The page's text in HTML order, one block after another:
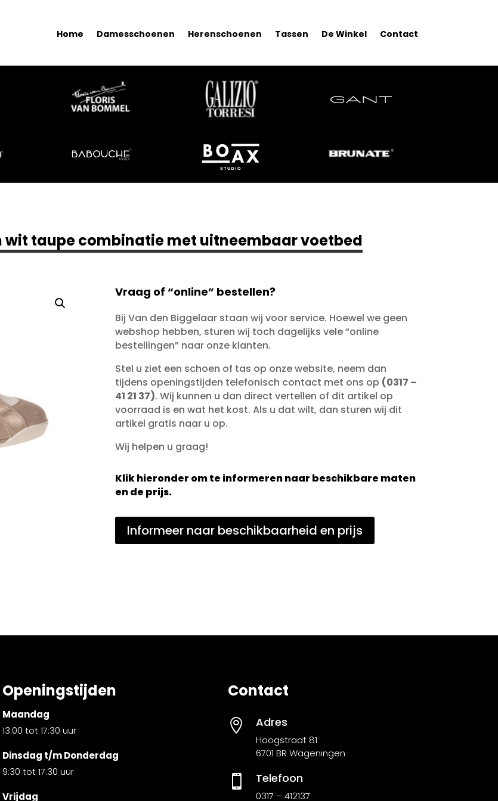
Home Damesschoenen Herenschoenen Tassen De Winkel Contact
wit taupe combinatie met uitneembaar voetbed
Vraag of “online” bestellen?
Bij Van den Biggelaar staan wij voor service. Hoewel we geen
webshop hebben, sturen wij toch dagelijks vele “online
bestellingen” naar onze klanten.
Stel u ziet een schoen of tas op onze website, neem dan
tijdens openingstijden telefonisch contact met ons op (0317 –
41 21 37). Wij kunnen u dan direct vertellen of dit artikel op
voorraad is en wat het kost. Als u dat wilt, dan sturen wij dit
artikel gratis naar u op.
Wij helpen u graag!
Klik hieronder om te informeren naar beschikbare maten
en de prijs.
Informeer naar beschikbaarheid en prijs
Openingstijden
Maandag
13:00 tot 17:30 uur
Dinsdag t/m Donderdag
9:30 tot 17:30 uur
Vrijdag
Contact
 Adres
Hoogstraat 81
6701 BR Wageningen
 Telefoon
0317 – 412137